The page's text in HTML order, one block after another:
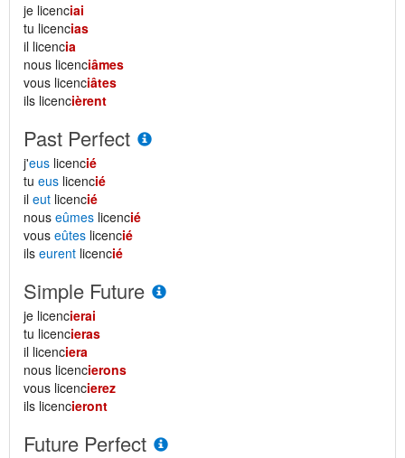
je licenciai
tu licencias
il licencia
nous licenciâmes
vous licenciâtes
ils licencièrent
Past Perfect
j'eus licencié
tu eus licencié
il eut licencié
nous eûmes licencié
vous eûtes licencié
ils eurent licencié
Simple Future
je licencierai
tu licencieras
il licenciera
nous licencierons
vous licencierez
ils licencieront
Future Perfect